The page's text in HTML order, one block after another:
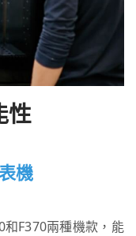
性
機
F370兩種機款，能